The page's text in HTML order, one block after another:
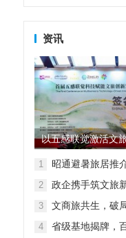
资讯
以五感联觉激活文
觉科技赋能文旅创
1
昭通避暑旅居
2
政企携手筑文旅
3
文商旅共生，
在苏圆满举办
4
省级基地揭牌，